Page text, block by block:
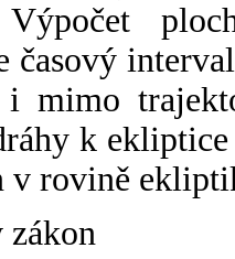
časový
mimo
k
v rovině